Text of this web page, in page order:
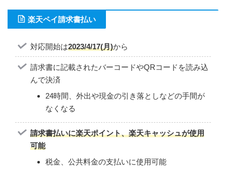
楽天ペイ請求書払い
対応開始は2023/4/17(月)から
請求書に記載されたバーコードやQRコードを読み込
んで決済
24時間、外出や現金の引き落としなどの手間が
なくなる
請求書払いに楽天ポイント、楽天キャッシュが使用
可能
税金、公共料金の支払いに使用可能